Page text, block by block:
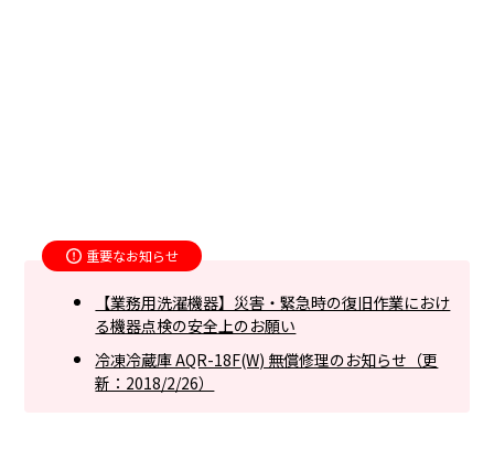
重要なお知らせ
【業務用洗濯機器】災害・緊急時の復旧作業におけ
る機器点検の安全上のお願い
冷凍冷蔵庫 AQR-18F(W) 無償修理のお知らせ（更
新：2018/2/26）